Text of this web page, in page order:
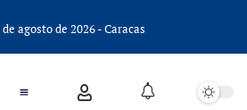
agosto de 2026 - Caracas